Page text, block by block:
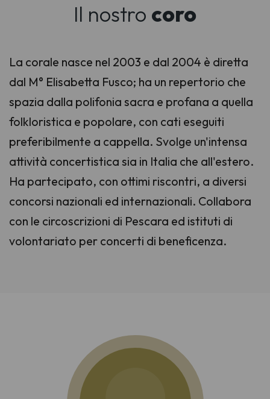
Il nostro coro
La corale nasce nel 2003 e dal 2004 è diretta
dal M° Elisabetta Fusco; ha un repertorio che
spazia dalla polifonia sacra e profana a quella
folkloristica e popolare, con cati eseguiti
preferibilmente a cappella. Svolge un'intensa
attività concertistica sia in Italia che all'estero.
Ha partecipato, con ottimi riscontri, a diversi
concorsi nazionali ed internazionali. Collabora
con le circoscrizioni di Pescara ed istituti di
volontariato per concerti di beneficenza.